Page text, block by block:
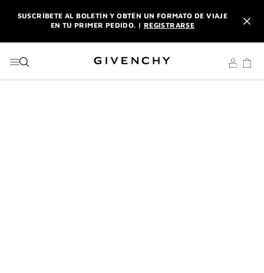
SUSCRÍBETE AL BOLETÍN Y OBTÉN UN FORMATO DE VIAJE
EN TU PRIMER PEDIDO. | REGISTRARSE
DISFRUTA DE ENVÍO URGENTE GRATUITO A PARTIR DE 180